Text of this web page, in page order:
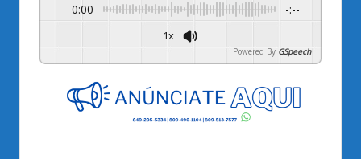
0:00 -:--
1x
Powered By GSpeech